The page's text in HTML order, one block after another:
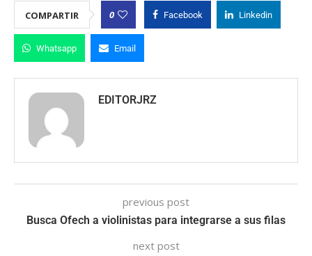
COMPARTIR 0 Facebook Linkedin
Whatsapp Email
EDITORJRZ
previous post
Busca Ofech a violinistas para integrarse a sus filas
next post